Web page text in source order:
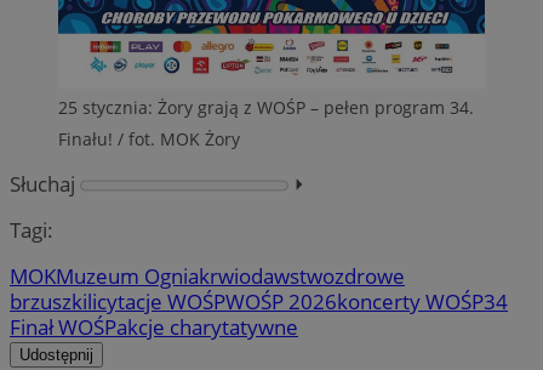
25 stycznia: Żory grają z WOŚP – pełen program 34.
Finału! / fot. MOK Żory
Słuchaj
⏵︎
Tagi:
MOKMuzeum Ogniakrwiodawstwozdrowe
brzuszkilicytacje WOŚPWOŚP 2026koncerty WOŚP34
Finał WOŚPakcje charytatywne
Udostępnij